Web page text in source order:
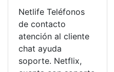
Netlife Teléfonos
de contacto
atención al cliente
chat ayuda
soporte. Netflix,